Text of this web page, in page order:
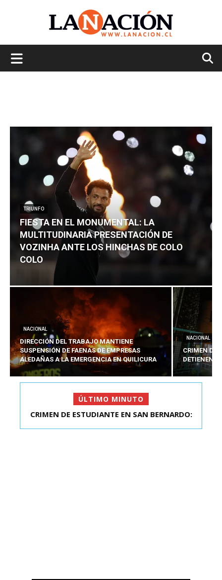
TRIUNFO
FIESTA EN EL MONUMENTAL: LA
MULTITUDINARIA PRESENTACIÓN DE
VOZINHA ANTE LOS HINCHAS DE COLO
COLO
NACIONAL
DIRECCIÓN DEL TRABAJO MANTIENE
SUSPENSIÓN DE FAENAS DE EMPRESAS
ALEDAÑAS A LA EMERGENCIA EN QUILICURA
NACIONAL
CRIMEN DE
DETIENEN
ÚLTIMO MINUTO
FIESTA EN EL MONUMENTAL: LA